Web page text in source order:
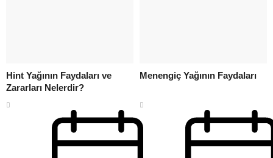
Hint Yağının Faydaları ve
Zararları Nelerdir?
Menengiç Yağının Faydaları